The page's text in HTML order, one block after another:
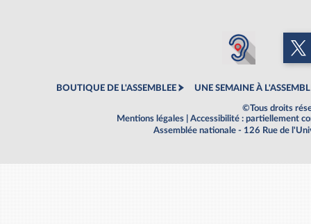
BOUTIQUE DE L'ASSEMBLEE UNE SEMAINE À
©Tous droits
Mentions légales
Accessibilité : partiellement
Assemblée nationale - 126 Rue de